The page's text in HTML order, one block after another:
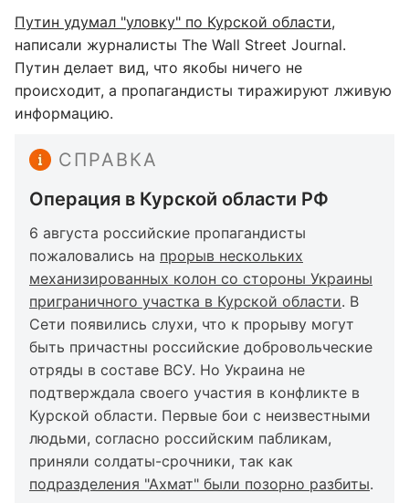
Путин удумал "уловку" по Курской области,
написали журналисты The Wall Street Journal.
Путин делает вид, что якобы ничего не
происходит, а пропагандисты тиражируют лживую
информацию.
СПРАВКА
Операция в Курской области РФ
6 августа российские пропагандисты
пожаловались на прорыв нескольких
механизированных колон со стороны Украины
приграничного участка в Курской области. В
Сети появились слухи, что к прорыву могут
быть причастны российские добровольческие
отряды в составе ВСУ. Но Украина не
подтверждала своего участия в конфликте в
Курской области. Первые бои с неизвестными
людьми, согласно российским пабликам,
приняли солдаты-срочники, так как
подразделения "Ахмат" были позорно разбиты.